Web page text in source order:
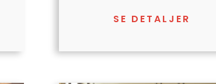
SE DETALJER